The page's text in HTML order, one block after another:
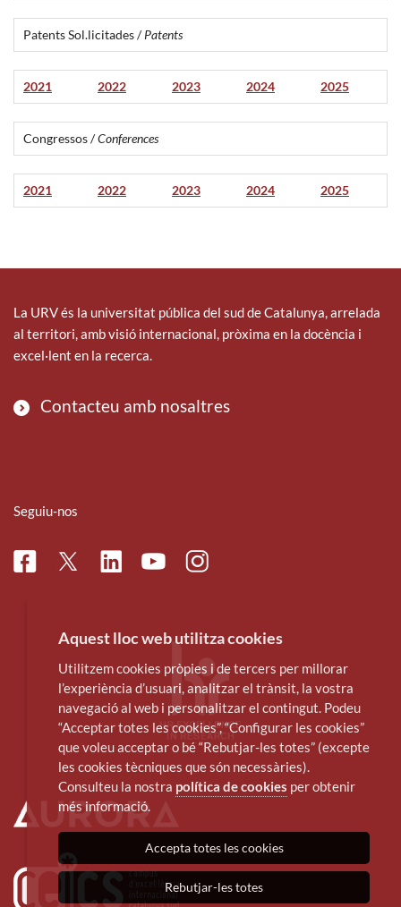
Patents Sol.licitades /Patents
2021 2022 2023 2024 2025
Congressos /Conferences
2021 2022 2023 2024 2025
La URV és la universitat pública del sud de Catalunya, arrelada
al territori, amb visió internacional, pròxima en la docència i
excel·lent en la recerca.
Contacteu amb nosaltres
Seguiu-nos
FacebookTwitterLinkedinYoutubeInstagram
Aquest lloc web utilitza cookies
Utilitzem cookies pròpies i de tercers per millorar
l’experiència d’usuari, analitzar el trànsit, la vostra
navegació al web i personalitzar el contingut. Podeu
“Acceptar totes les cookies”, “Configurar les cookies”
que voleu acceptar o bé “Rebutjar-les totes” (excepte
les cookies tècniques que són necessàries).
Consulteu la nostra política de cookies per obtenir
més informació.
Accepta totes les cookies
Rebutjar-les totes